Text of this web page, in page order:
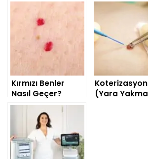
Kırmızı Benler
Nasıl Geçer?
Koterizasyon
(Yara